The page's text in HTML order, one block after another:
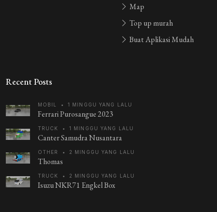
Map
Top up murah
Buat Aplikasi Mudah
Recent Posts
MOBIL • 1 MINGGU YANG LALU
Ferrari Purosangue 2023
TRUCK • 1 MINGGU YANG LALU
Canter Samudra Nusantara
OTHER • 2 MINGGU YANG LALU
Thomas
TRUCK • 2 MINGGU YANG LALU
Isuzu NKR71 Engkel Box